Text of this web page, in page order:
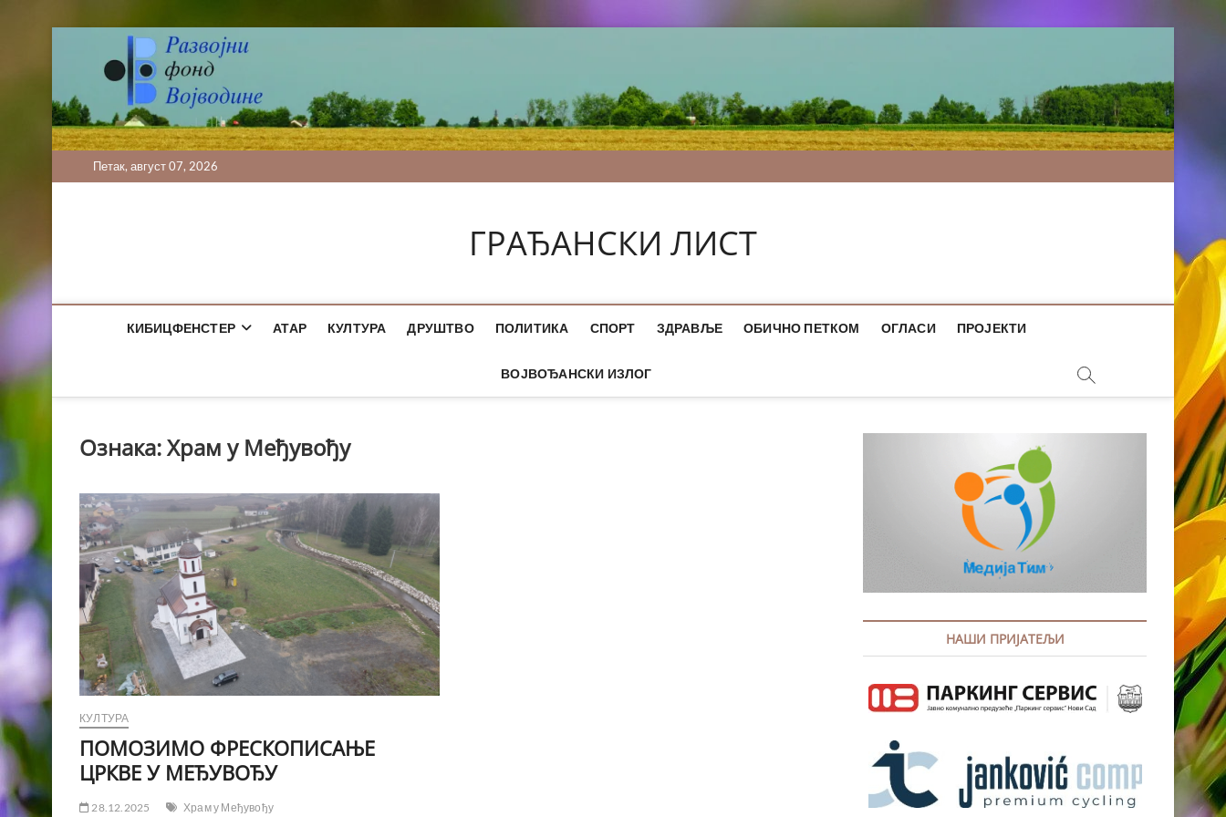
Петак, август 07, 2026
ГРАЂАНСКИ ЛИСТ
КИБИЦФЕНСТЕР АТАР КУЛТУРА ДРУШТВО ПОЛИТИКА СПОРТ ЗДРАВЉЕ ОБИЧНО ПЕТКОМ ОГЛАСИ ПРОЈЕКТИ
ВОЈВОЂАНСКИ ИЗЛОГ
Ознака:Храм у Међувођу
КУЛТУРА
ПОМОЗИМО ФРЕСКОПИСАЊЕ
ЦРКВЕ У МЕЂУВОЂУ
28.12.2025 Храм у Међувођу
НАШИ ПРИЈАТЕЉИ